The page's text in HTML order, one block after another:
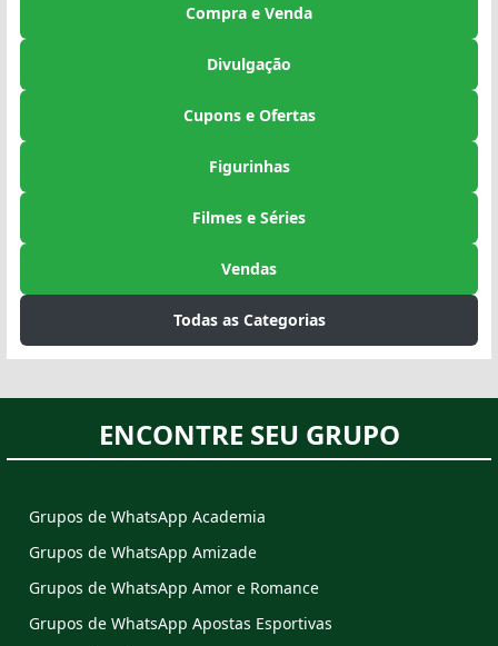
Compra e Venda
Divulgação
Cupons e Ofertas
Figurinhas
Filmes e Séries
Vendas
Todas as Categorias
ENCONTRE SEU GRUPO
Grupos de WhatsApp Academia
Grupos de WhatsApp Amizade
Grupos de WhatsApp Amor e Romance
Grupos de WhatsApp Apostas Esportivas